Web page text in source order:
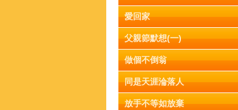
愛回家
父親節默想(一)
做個不倒翁
同是天涯淪落人
放手不等如放棄